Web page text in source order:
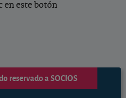
en este botón
reservado a SOCIOS